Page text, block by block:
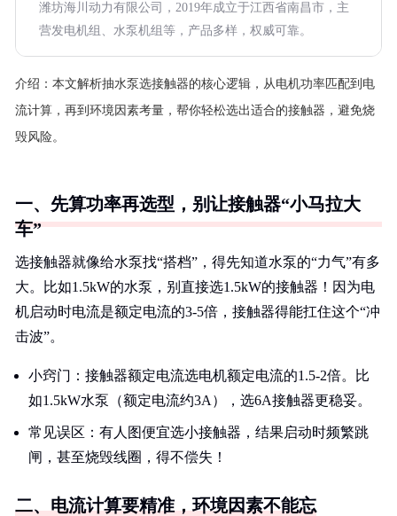
潍坊海川动力有限公司，2019年成立于江西省南昌市，主
营发电机组、水泵机组等，产品多样，权威可靠。
介绍： 本文解析抽水泵选接触器的核心逻辑，从电机功率匹配到电
流计算，再到环境因素考量，帮你轻松选出适合的接触器，避免烧
毁风险。
一、先算功率再选型，别让接触器“小马拉大
车”
选接触器就像给水泵找“搭档”，得先知道水泵的“力气”有多
大。比如1.5kW的水泵，别直接选1.5kW的接触器！因为电
机启动时电流是额定电流的3-5倍，接触器得能扛住这个“冲
击波”。
小窍门：接触器额定电流选电机额定电流的1.5-2倍。比
如1.5kW水泵（额定电流约3A），选6A接触器更稳妥。
常见误区：有人图便宜选小接触器，结果启动时频繁跳
闸，甚至烧毁线圈，得不偿失！
二、电流计算要精准，环境因素不能忘